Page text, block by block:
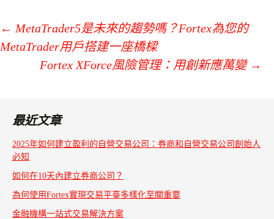
Post
navigation
← MetaTrader5是未來的趨勢嗎？Fortex為您的
MetaTrader用戶搭建一座橋樑
Fortex XForce風險管理：用創新應萬變 →
最近文章
2025年如何建立盈利的自營交易公司：券商和自營交易公司創始人
必知
如何在10天內建立券商公司？
為何使用Fortex實現交易平臺多樣化至關重要
金融機構一站式交易解決方案